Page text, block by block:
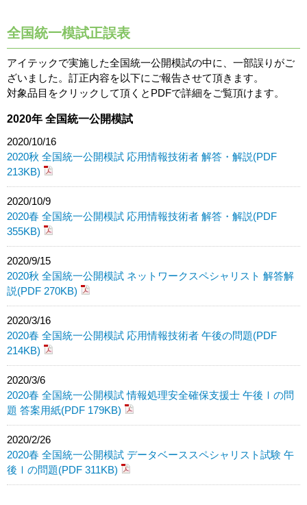
全国統一模試正誤表
アイテックで実施した全国統一公開模試の中に、一部誤りがご
ざいました。訂正内容を以下にご報告させて頂きます。
対象品目をクリックして頂くとPDFで詳細をご覧頂けます。
2020年 全国統一公開模試
2020/10/16
2020秋 全国統一公開模試 応用情報技術者 解答・解説(PDF
213KB)
2020/10/9
2020春 全国統一公開模試 応用情報技術者 解答・解説(PDF
355KB)
2020/9/15
2020秋 全国統一公開模試 ネットワークスペシャリスト 解答解
説(PDF 270KB)
2020/3/16
2020春 全国統一公開模試 応用情報技術者 午後の問題(PDF
214KB)
2020/3/6
2020春 全国統一公開模試 情報処理安全確保支援士 午後Ⅰの問
題 答案用紙(PDF 179KB)
2020/2/26
2020春 全国統一公開模試 データベーススペシャリスト試験 午
後Ⅰの問題(PDF 311KB)